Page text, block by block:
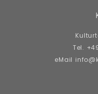
Tel.
eMail